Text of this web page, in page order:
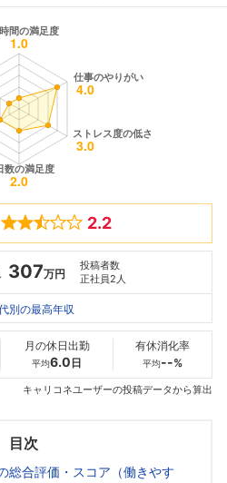
2.2
307万円
投稿者数
正社員2人
30代
304万
310万
別の最高年収
月の休日出勤
平均6.0 日
有休消化率
平均--%
キャリコネユーザーの投稿データから算出
目次
総合評価・スコア（働きやす